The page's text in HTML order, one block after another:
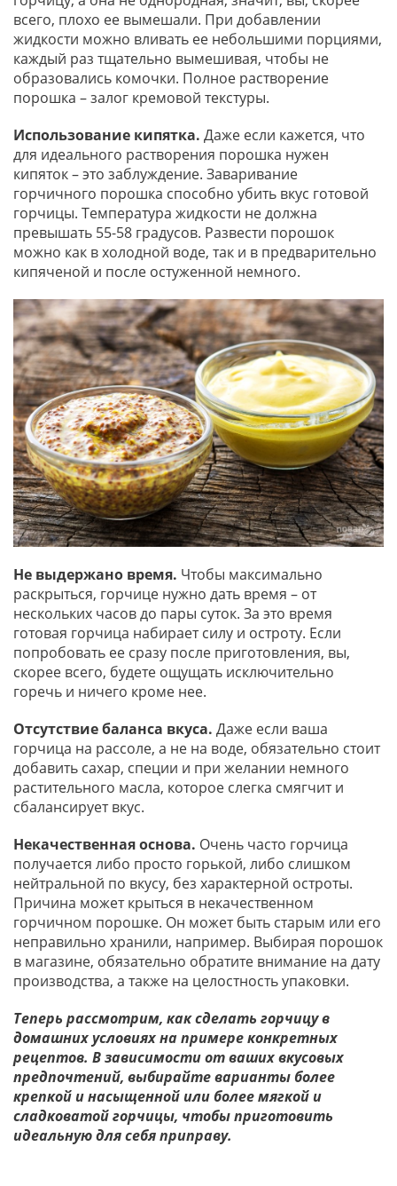
всего, плохо ее вымешали. При добавлении
жидкости можно вливать ее небольшими порциями,
каждый раз тщательно вымешивая, чтобы не
образовались комочки. Полное растворение
порошка – залог кремовой текстуры.
Использование кипятка. Даже если кажется, что
для идеального растворения порошка нужен
кипяток – это заблуждение. Заваривание
горчичного порошка способно убить вкус готовой
горчицы. Температура жидкости не должна
превышать 55-58 градусов. Развести порошок
можно как в холодной воде, так и в предварительно
кипяченой и после остуженной немного.
Не выдержано время. Чтобы максимально
раскрыться, горчице нужно дать время – от
нескольких часов до пары суток. За это время
готовая горчица набирает силу и остроту. Если
попробовать ее сразу после приготовления, вы,
скорее всего, будете ощущать исключительно
горечь и ничего кроме нее.
Отсутствие баланса вкуса. Даже если ваша
горчица на рассоле, а не на воде, обязательно стоит
добавить сахар, специи и при желании немного
растительного масла, которое слегка смягчит и
сбалансирует вкус.
Некачественная основа. Очень часто горчица
получается либо просто горькой, либо слишком
нейтральной по вкусу, без характерной остроты.
Причина может крыться в некачественном
горчичном порошке. Он может быть старым или его
неправильно хранили, например. Выбирая порошок
в магазине, обязательно обратите внимание на дату
производства, а также на целостность упаковки.
Теперь рассмотрим, как сделать горчицу в
домашних условиях на примере конкретных
рецептов. В зависимости от ваших вкусовых
предпочтений, выбирайте варианты более
крепкой и насыщенной или более мягкой и
сладковатой горчицы, чтобы приготовить
идеальную для себя приправу.